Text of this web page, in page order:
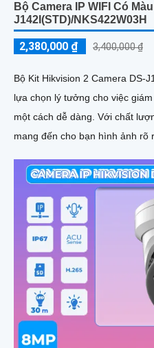
Bộ Camera IP WIFI Có
J142I(STD)/NKS422W03H
2,380,000 ₫ 3,400,000 ₫
Bộ Kit Hikvision 2 Camera DS-
lựa chọn lý tưởng cho việc
một cách dễ dàng. Với chất lượng hình ảnh sắc nét, bộ kit này
mang đến cho bạn hình ảnh rõ